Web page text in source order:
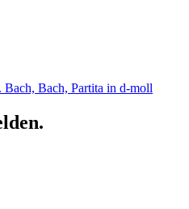
Bach, Partita in d-moll